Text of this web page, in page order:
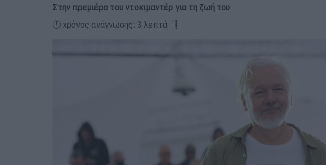
Στην πρεμιέρα του ντοκιμαντέρ για τη ζωή του
🕛 χρόνος ανάγνωσης: 3 λεπτά ┋